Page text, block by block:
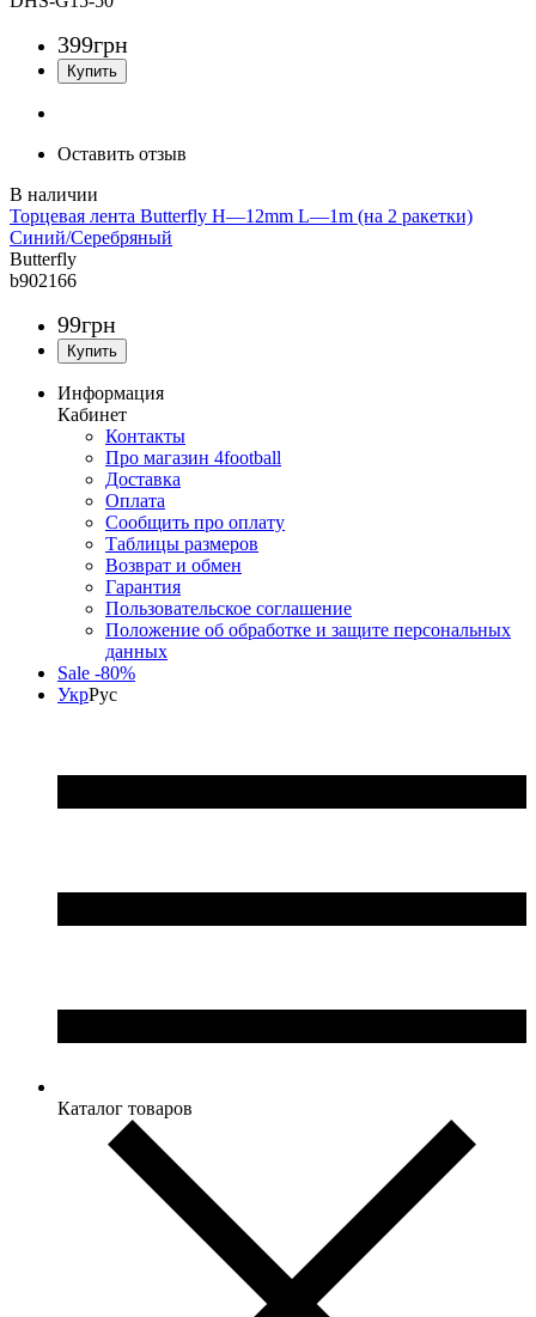
399грн
Оставить отзыв
Торцевая лента Butterfly H—12mm L—1m (на 2 ракетки)
Синий/Серебряный
Butterfly
b902166
99грн
Информация
Кабинет
Контакты
Про магазин 4football
Доставка
Оплата
Сообщить про оплату
Таблицы размеров
Возврат и обмен
Гарантия
Пользовательское соглашение
Положение об обработке и защите персональных
данных
Sale -80%
УкрРус
Каталог товаров